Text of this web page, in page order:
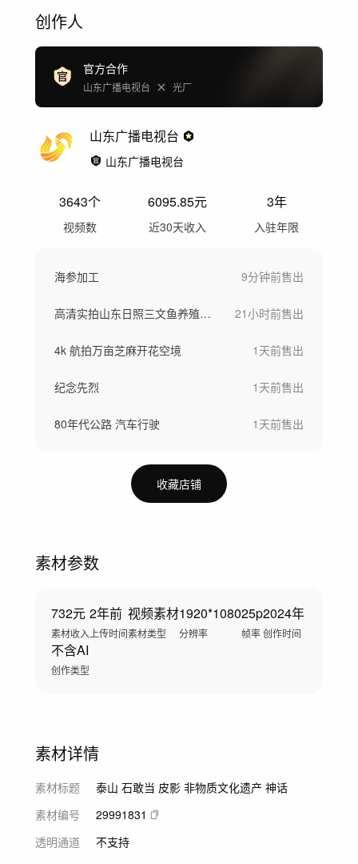
创作人
官方合作
山东广播电视台 光厂
山东广播电视台
山东广播电视台
3643个
视频数
6095.85元
近30天收入
3年
入驻年限
海参加工 9分钟前售出
高清实拍山东日照三文鱼养殖加工空镜 21小时前售出
4k 航拍万亩芝麻开花空境 1天前售出
纪念先烈 1天前售出
80年代公路 汽车行驶 1天前售出
收藏店铺
素材参数
732元
素材收入
2年前
上传时间
视频素材
素材类型
1920*1080
分辨率
25p
帧率
2024年
创作时间
不含AI
创作类型
素材详情
素材标题
泰山 石敢当 皮影 非物质文化遗产 神话
素材编号
29991831
透明通道
不支持